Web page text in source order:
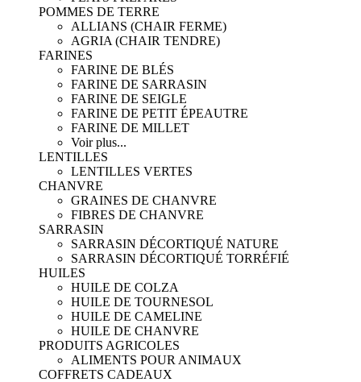
POMMES DE TERRE
ALLIANS (CHAIR FERME)
AGRIA (CHAIR TENDRE)
FARINES
FARINE DE BLÉS
FARINE DE SARRASIN
FARINE DE SEIGLE
FARINE DE PETIT ÉPEAUTRE
FARINE DE MILLET
Voir plus...
LENTILLES
LENTILLES VERTES
CHANVRE
GRAINES DE CHANVRE
FIBRES DE CHANVRE
SARRASIN
SARRASIN DÉCORTIQUÉ NATURE
SARRASIN DÉCORTIQUÉ TORRÉFIÉ
HUILES
HUILE DE COLZA
HUILE DE TOURNESOL
HUILE DE CAMELINE
HUILE DE CHANVRE
PRODUITS AGRICOLES
ALIMENTS POUR ANIMAUX
COFFRETS CADEAUX